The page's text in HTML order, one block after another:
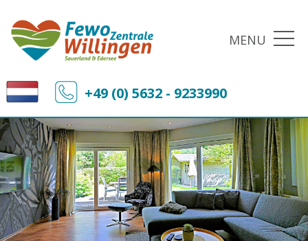
MENU
+49 (0) 5632 - 9233990